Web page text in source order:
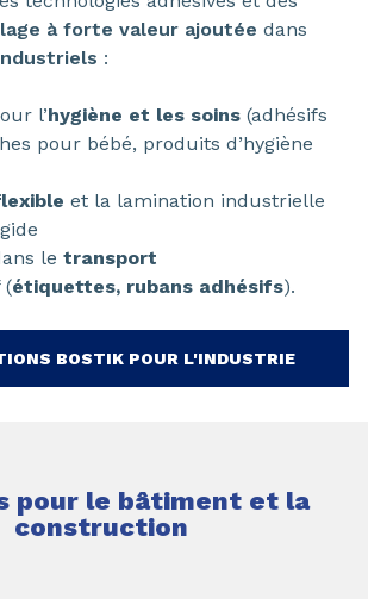
à forte valeur ajoutée dans
:
l’hygiène et les soins (adhésifs
pour bébé, produits d’hygiène
et la lamination industrielle
le transport
(étiquettes, rubans adhésifs).
BOSTIK POUR L'INDUSTRIE
pour le bâtiment et la
construction